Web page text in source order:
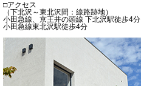
□アクセス
（下北沢～東北沢間：線路跡地）
小田急線、京王井の頭線 下北沢駅徒歩4分
小田急線東北沢駅徒歩4分